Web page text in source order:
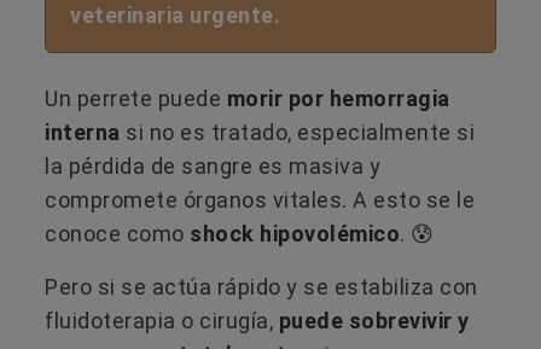
veterinaria urgente.
Un perrete puede morir por hemorragia
interna si no es tratado, especialmente si
la pérdida de sangre es masiva y
compromete órganos vitales. A esto se le
conoce como shock hipovolémico. 😰
Pero si se actúa rápido y se estabiliza con
fluidoterapia o cirugía, puede sobrevivir y